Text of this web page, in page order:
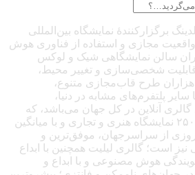
برگزارکنندهٔ نمایشگاه بین‌المللی
واقعیت مجازی و استفاده از فناوری هوش
سالن نمایشگاهی شیک و لوکس
قابلیت شخصی‌سازی و تغییر محیط،
هزاران طرح قاب‌مجازی متنوع،
پلتفرم‌های مشابه در دنیا،
گالری آنلاین در کل جهان می‌باشد، که
باتجربهٔ برگزاری بیش از ۲۵۰ نمایشگاه هنری و تجاری و با میانگین
از سراسرجهان، موفق‌ترین و
نیز است؛ گالری لیلیت همچنین با ابداع
هوش مصنوعی و با ابداع و